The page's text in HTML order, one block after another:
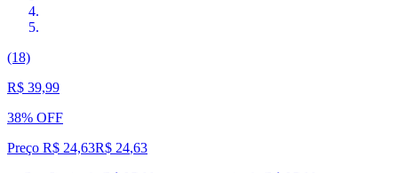
(18)
R$ 39,99
38% OFF
Preço R$ 24,63R$ 24,63